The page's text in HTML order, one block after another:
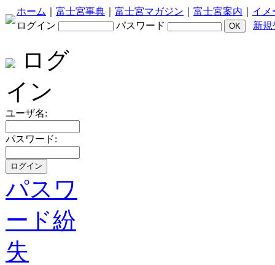
ホーム 富士宮事典 富士宮マガジン 富士宮案内
イメ
ログイン
パスワード 新規
ログ
イン
ユーザ名:
パスワード:
パスワ
ード紛
失